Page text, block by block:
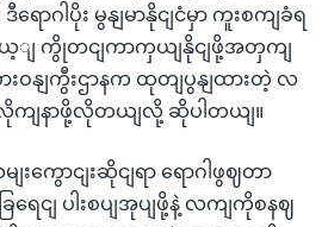
ောဂါပိုး မွနျမာနိုငျငံမှာ ကူးစကျခံရ
ယ့ျ ကွိုတငျကာကှယျနိုငျဖို့အတှကျ
ားဝနျကွီးဌာနက ထုတျပွနျထားတဲ့ လ
ကျနာဖို့လိုတယျလို့ ဆိုပါတယျ။
ကွောငျးဆိုငျရာ ရောဂါဖွဈတာ
ြရေငျ ပါးစပျအုပျဖို့နဲ့ လကျကိုစနဈ